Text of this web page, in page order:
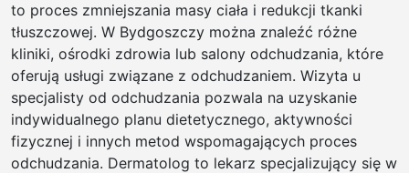
to proces zmniejszania masy ciała i redukcji tkanki
tłuszczowej. W Bydgoszczy można znaleźć różne
kliniki, ośrodki zdrowia lub salony odchudzania, które
oferują usługi związane z odchudzaniem. Wizyta u
specjalisty od odchudzania pozwala na uzyskanie
indywidualnego planu dietetycznego, aktywności
fizycznej i innych metod wspomagających proces
odchudzania. Dermatolog to lekarz specjalizujący się w